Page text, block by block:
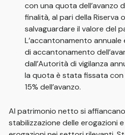
con una quota dell’avanzo
finalità, al pari della Riserva
salvaguardare il valore del
L’accantonamento
di accantonamento
dall’Autorità di vigilanza
la quota è stata fissata con
15% dell’avanzo.
Al patrimonio netto si
stabilizzazione delle erogazioni